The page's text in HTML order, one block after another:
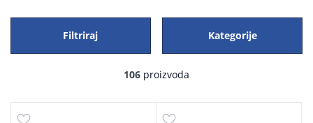
Filtriraj Kategorije
106 proizvoda